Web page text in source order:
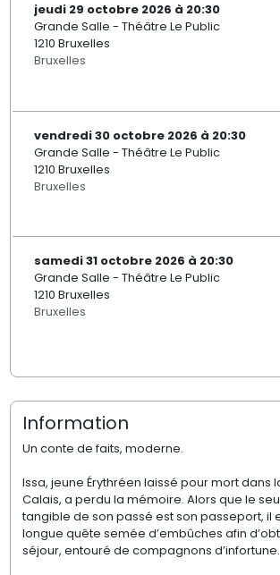
jeudi 29 octobre 2026 à 20:30
Grande Salle - Théâtre Le Public
1210 Bruxelles
Bruxelles
vendredi 30 octobre 2026 à 20:30
Grande Salle - Théâtre Le Public
1210 Bruxelles
Bruxelles
samedi 31 octobre 2026 à 20:30
Grande Salle - Théâtre Le Public
1210 Bruxelles
Bruxelles
Information
Un conte de faits, moderne.
Issa, jeune Érythréen laissé pour mort dans
Calais, a perdu la mémoire. Alors que le
tangible de son passé est son passeport, il
longue quête semée d’embûches afin
séjour, entouré de compagnons d’infortune.